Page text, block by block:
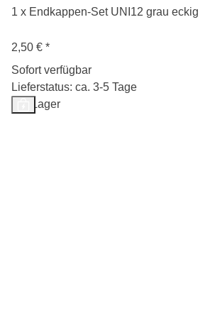
1 x Endkappen-Set UNI12 grau eckig
2,50 € *
Sofort verfügbar
Lieferstatus: ca. 3-5 Tage
Auf Lager